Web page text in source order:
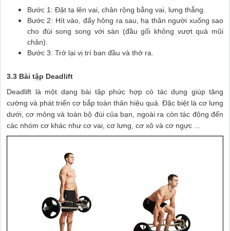
Bước 1: Đặt tạ lên vai, chân rộng bằng vai, lưng thẳng.
Bước 2: Hít vào, đẩy hông ra sau, hạ thân người xuống sao
cho đùi song song với sàn (đầu gối không vượt quá mũi
chân).
Bước 3: Trở lại vị trí ban đầu và thở ra.
3.3 Bài tập Deadlift
Deadlift là một dạng bài tập phức hợp có tác dụng giúp tăng
cường và phát triển cơ bắp toàn thân hiệu quả. Đặc biệt là cơ lưng
dưới, cơ mông và toàn bộ đùi của bạn, ngoài ra còn tác động đến
các nhóm cơ khác như cơ vai, cơ lưng, cơ xô và cơ ngực ...